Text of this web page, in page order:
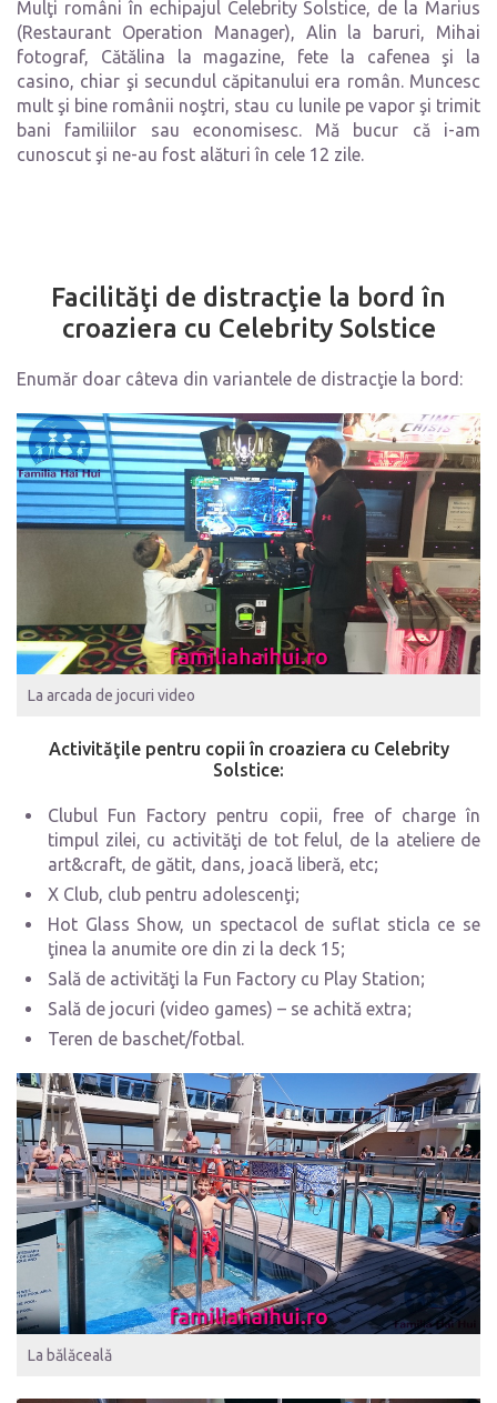
Mulţi români în echipajul Celebrity Solstice, de la Marius
(Restaurant Operation Manager), Alin la baruri, Mihai
fotograf, Cătălina la magazine, fete la cafenea şi la
casino, chiar şi secundul căpitanului era român. Muncesc
mult şi bine românii noştri, stau cu lunile pe vapor şi trimit
bani familiilor sau economisesc. Mă bucur că i-am
cunoscut şi ne-au fost alături în cele 12 zile.
Facilităţi de distracţie la bord în
croaziera cu Celebrity Solstice
Enumăr doar câteva din variantele de distracţie la bord:
La arcada de jocuri video
Activităţile pentru copii în croaziera cu Celebrity
Solstice:
Clubul Fun Factory pentru copii, free of charge în
timpul zilei, cu activităţi de tot felul, de la ateliere de
art&craft, de gătit, dans, joacă liberă, etc;
X Club, club pentru adolescenţi;
Hot Glass Show, un spectacol de suflat sticla ce se
ţinea la anumite ore din zi la deck 15;
Sală de activităţi la Fun Factory cu Play Station;
Sală de jocuri (video games) – se achită extra;
Teren de baschet/fotbal.
La bălăceală